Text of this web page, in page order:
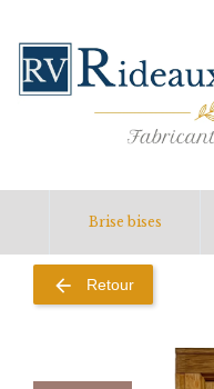
Brise bises
arrow_back Retour